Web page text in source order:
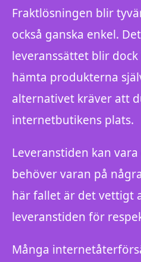
Fraktlösningen blir
också ganska enkel.
leveranssättet blir
hämta produkterna
alternativet kräver att
internetbutikens plats.
Leveranstiden kan
behöver varan på
här fallet är det vettigt
leveranstiden för
Många